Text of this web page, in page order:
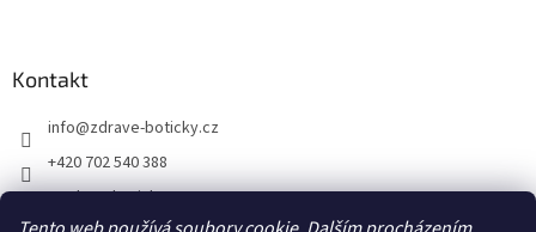
Kontakt
info@zdrave-boticky.cz
+420 702 540 388
@zdraveboticky